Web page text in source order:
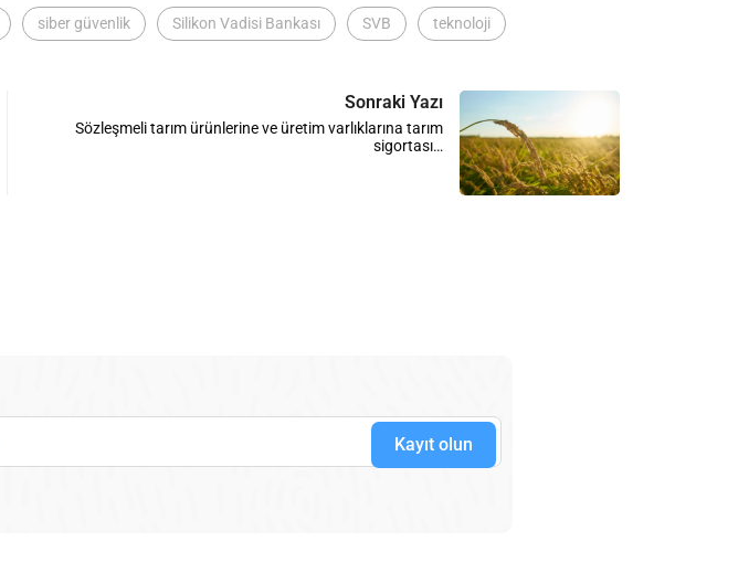
siber güvenlik Silikon Vadisi Bankası SVB teknoloji
Sonraki Yazı
Sözleşmeli tarım ürünlerine ve üretim varlıklarına tarım
sigortası…
Kayıt olun